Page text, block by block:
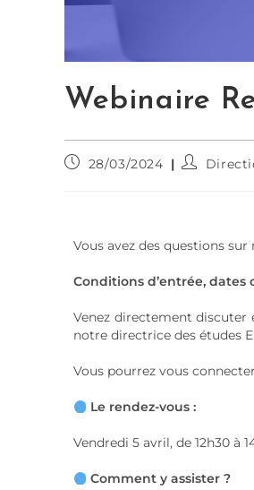
Webinaire
28/03/2024
Vous avez des questions
Conditions d’entrée,
Venez directement discuter
notre directrice des études
Vous pourrez vous
Le rendez-vous :
Vendredi 5 avril, de 12h30 à
Comment y assister ?